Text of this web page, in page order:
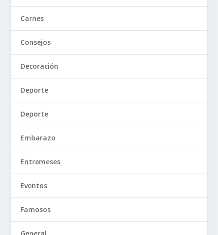
Carnes
Consejos
Decoración
Deporte
Deporte
Embarazo
Entremeses
Eventos
Famosos